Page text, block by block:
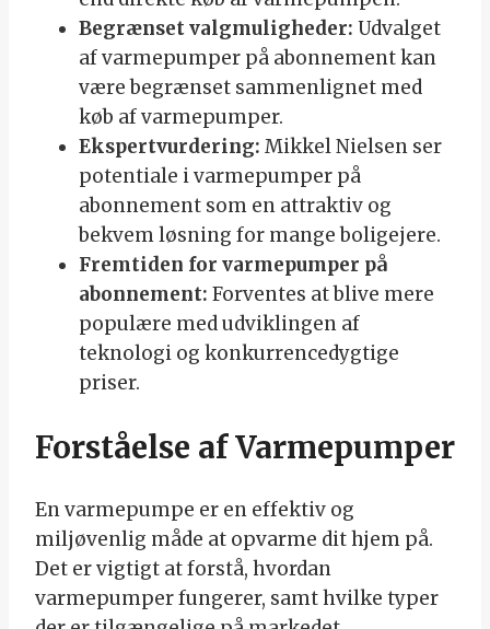
Begrænset valgmuligheder: Udvalget
af varmepumper på abonnement kan
være begrænset sammenlignet med
køb af varmepumper.
Ekspertvurdering: Mikkel Nielsen ser
potentiale i varmepumper på
abonnement som en attraktiv og
bekvem løsning for mange boligejere.
Fremtiden for varmepumper på
abonnement: Forventes at blive mere
populære med udviklingen af
teknologi og konkurrencedygtige
priser.
Forståelse af Varmepumper
En varmepumpe er en effektiv og
miljøvenlig måde at opvarme dit hjem på.
Det er vigtigt at forstå, hvordan
varmepumper fungerer, samt hvilke typer